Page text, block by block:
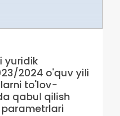
yuridik
2024 o'quv yili
to'lov-
qabul qilish